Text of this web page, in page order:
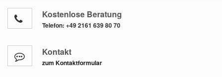
Kostenlose Beratung
Telefon: +49 2161 639 80 70
Kontakt
zum Kontaktformular